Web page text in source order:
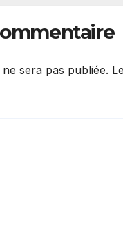
sera pas publiée.